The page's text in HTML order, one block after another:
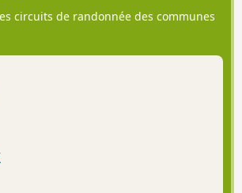
circuits de randonnée des communes